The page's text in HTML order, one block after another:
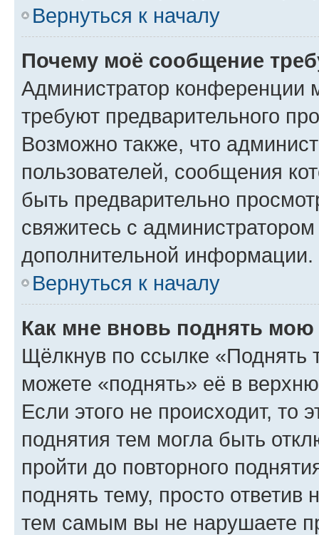
Вернуться к началу
Почему моё сообщение
Администратор конференции
требуют предварительного
Возможно также, что
пользователей, сообщения
быть предварительно
свяжитесь с
дополнительной информации.
Вернуться к началу
Как мне вновь поднять мою
Щёлкнув по ссылке «Поднять
можете «поднять» её в
Если этого не происходит, то
поднятия тем могла быть
пройти до повторного
поднять тему, просто ответив
тем самым вы не нарушаете